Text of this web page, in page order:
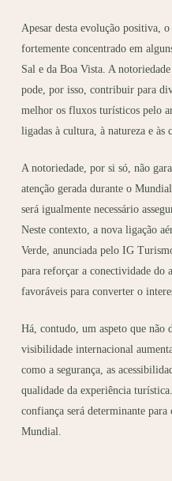
Apesar desta evolução positiva,
fortemente concentrado em
Sal e da Boa Vista. A
pode, por isso, contribuir para
melhor os fluxos turísticos pelo
ligadas à cultura, à natureza e às
A notoriedade, por si só, não
atenção gerada durante o
será igualmente necessário
Neste contexto, a nova ligação
Verde, anunciada pelo IG
para reforçar a conectividade do
favoráveis para converter o
Há, contudo, um aspeto que não
visibilidade internacional
como a segurança, as
qualidade da experiência
confiança será determinante
Mundial.